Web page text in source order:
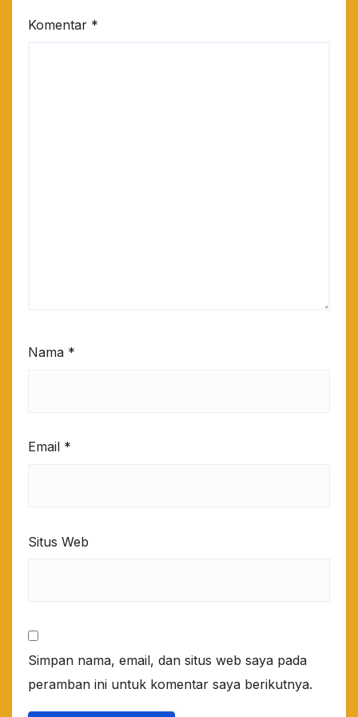
Komentar *
Nama *
Email *
Situs Web
Simpan nama, email, dan situs web saya pada
peramban ini untuk komentar saya berikutnya.